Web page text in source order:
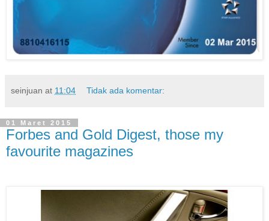
seinjuan at 11:04 Tidak ada komentar:
01 Maret 2015
Forbes and Gold Digest, those my
favourite magazines